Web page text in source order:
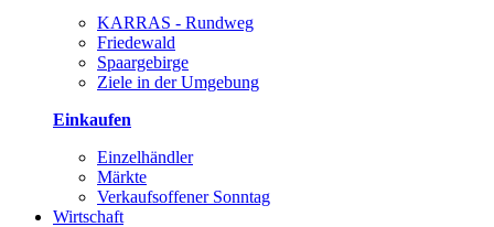
KARRAS - Rundweg
Friedewald
Spaargebirge
Ziele in der Umgebung
Einkaufen
Einzelhändler
Märkte
Verkaufsoffener Sonntag
Wirtschaft